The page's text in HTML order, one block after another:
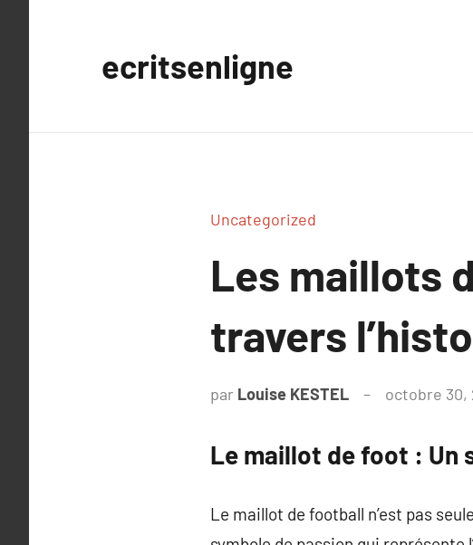
ecritsenligne
Uncategorized
Les maillots
travers
par Louise KESTEL octobre 30,
Le maillot de foot : Un
Le maillot de football n’est pas